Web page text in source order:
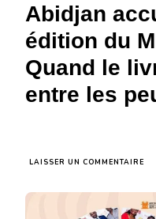
Abidjan
édition du
Quand le
entre les
LAISSER UN COMMENTAIRE
LA
8È